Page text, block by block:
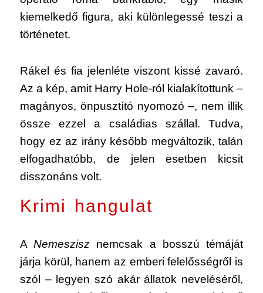
kiemelkedő figura, aki különlegessé teszi a
történetet.
Rákel és fia jelenléte viszont kissé zavaró.
Az a kép, amit Harry Hole-ról kialakítottunk –
magányos, önpusztító nyomozó –, nem illik
össze ezzel a családias szállal. Tudva,
hogy ez az irány később megváltozik, talán
elfogadhatóbb, de jelen esetben kicsit
disszonáns volt.
Krimi hangulat
ANemeszisz nemcsak a bosszú témáját
járja körül, hanem az emberi felelősségről is
szól – legyen szó akár állatok neveléséről,